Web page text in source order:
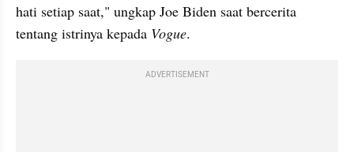
hati setiap saat," ungkap Joe Biden saat bercerita
tentang istrinya kepada Vogue.
ADVERTISEMENT